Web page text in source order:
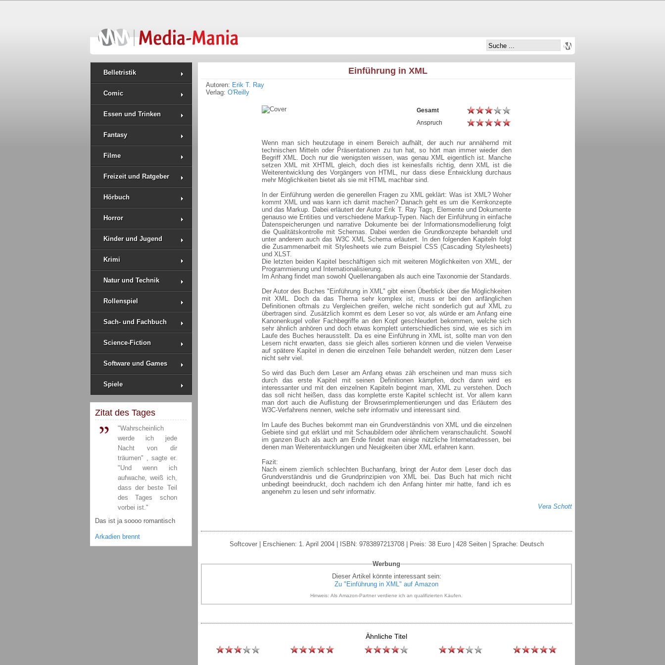
Belletristik
Comic
Essen und Trinken
Fantasy
Filme
Freizeit und Ratgeber
Hörbuch
Horror
Kinder und Jugend
Krimi
Natur und Technik
Rollenspiel
Sach- und Fachbuch
Science-Fiction
Software und Games
Spiele
Zitat des Tages
"Wahrscheinlich
werde ich jede
Nacht von dir
träumen" , sagte er.
"Und wenn ich
aufwache, weiß ich,
dass der beste Teil
des Tages schon
vorbei ist."
Das ist ja soooo romantisch
Arkadien brennt
Einführung in XML
Autoren: Erik T. Ray
Verlag: O'Reilly
Gesamt
Anspruch
Wenn man sich heutzutage in einem Bereich aufhält, der auch nur annähernd mit
technischen Mitteln oder Präsentationen zu tun hat, so hört man immer wieder den
Begriff XML. Doch nur die wenigsten wissen, was genau XML eigentlich ist. Manche
setzen XML mit XHTML gleich, doch dies ist keinesfalls richtig, denn XML ist die
Weiterentwicklung des Vorgängers von HTML, nur dass diese Entwicklung durchaus
mehr Möglichkeiten bietet als sie mit HTML machbar sind.
In der Einführung werden die generellen Fragen zu XML geklärt: Was ist XML? Woher
kommt XML und was kann ich damit machen? Danach geht es um die Kernkonzepte
und das Markup. Dabei erläutert der Autor Erik T. Ray Tags, Elemente und Dokumente
genauso wie Entities und verschiedene Markup-Typen. Nach der Einführung in einfache
Datenspeicherungen und narrative Dokumente bei der Informationsmodellierung folgt
die Qualitätskontrolle mit Schemas. Dabei werden die Grundkonzepte behandelt und
unter anderem auch das W3C XML Schema erläutert. In den folgenden Kapiteln folgt
die Zusammenarbeit mit Stylesheets wie zum Beispiel CSS (Cascading Stylesheets)
und XLST.
Die letzten beiden Kapitel beschäftigen sich mit weiteren Möglichkeiten von XML, der
Programmierung und Internationalisierung.
Im Anhang findet man sowohl Quellenangaben als auch eine Taxonomie der Standards.
Der Autor des Buches "Einführung in XML" gibt einen Überblick über die Möglichkeiten
mit XML. Doch da das Thema sehr komplex ist, muss er bei den anfänglichen
Definitionen oftmals zu Vergleichen greifen, welche nicht sonderlich gut auf XML zu
übertragen sind. Zusätzlich kommt es dem Leser so vor, als würde er am Anfang eine
Kanonenkugel voller Fachbegriffe an den Kopf geschleudert bekommen, welche sich
sehr ähnlich anhören und doch etwas komplett unterschiedliches sind, wie es sich im
Laufe des Buches herausstellt. Da es eine Einführung in XML ist, sollte man von den
Lesern nicht erwarten, dass sie gleich alles sortieren können und die vielen Verweise
auf spätere Kapitel in denen die einzelnen Teile behandelt werden, nützen dem Leser
nicht sehr viel.
So wird das Buch dem Leser am Anfang etwas zäh erscheinen und man muss sich
durch das erste Kapitel mit seinen Definitionen kämpfen, doch dann wird es
interessanter und mit den einzelnen Kapiteln beginnt man, XML zu verstehen. Doch
das soll nicht heißen, dass das komplette erste Kapitel schlecht ist. Vor allem kann
man dort auch die Auflistung der Browserimplementierungen und das Erläutern des
W3C-Verfahrens nennen, welche sehr informativ und interessant sind.
Im Laufe des Buches bekommt man ein Grundverständnis von XML und die einzelnen
Gebiete sind gut erklärt und mit Schaubildern oder ähnlichem veranschaulicht. Sowohl
im ganzen Buch als auch am Ende findet man einige nützliche Internetadressen, bei
denen man Weiterentwicklungen und Neuigkeiten über XML erfahren kann.
Fazit:
Nach einem ziemlich schlechten Buchanfang, bringt der Autor dem Leser doch das
Grundverständnis und die Grundprinzipien von XML bei. Das Buch hat mich nicht
unbedingt beeindruckt, doch nachdem ich den Anfang hinter mir hatte, fand ich es
angenehm zu lesen und sehr informativ.
Vera Schott
Softcover | Erschienen: 1. April 2004 | ISBN: 9783897213708 | Preis: 38 Euro | 428 Seiten | Sprache: Deutsch
Werbung
Dieser Artikel könnte interessant sein:
Zu "Einführung in XML" auf Amazon
Hinweis: Als Amazon-Partner verdiene ich an qualifizierten Käufen.
Ähnliche Titel